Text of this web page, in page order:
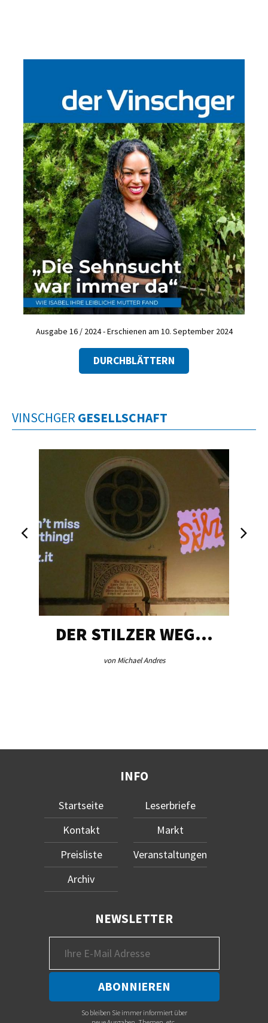
Ausgabe 16 / 2024 - Erschienen am 10. September 2024
DURCHBLÄTTERN
VINSCHGER GESELLSCHAFT
DER STILZER WEG…
von Michael Andres
INFO
Startseite
Kontakt
Preisliste
Archiv
Leserbriefe
Markt
Veranstaltungen
NEWSLETTER
So bleiben Sie immer informiert über